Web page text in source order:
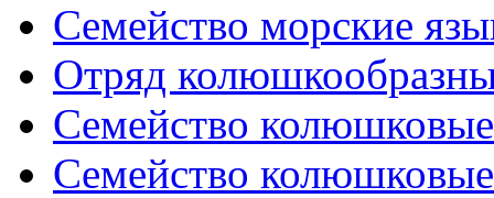
Семейство морские
Отряд
Семейство
Семейство